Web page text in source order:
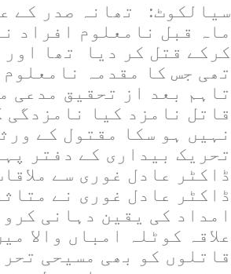
سیالکوٹ: تھانہ صدر کے
ماہ قبل نامعلوم افراد
کرکے قتل کر دیا تھا اور
تھی جس کا مقدمہ
تاہم بعد از تحقیق مدعی
قاتل نامزد کیا نامزدگی
نہیں ہو سکا مقتول کے
تحریک بیداری کے دفتر
ڈاکٹر عادل غوری سے
ڈاکٹر عادل غوری نے
امداد کی یقین دہانی
علاقہ کوٹلہ امباں والا
قاتلوں کو بھی مسیحی